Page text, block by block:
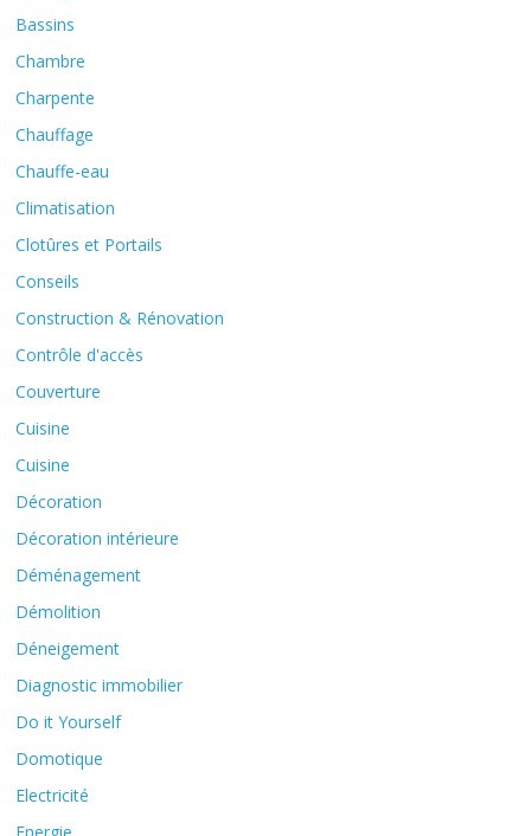
Bassins
Chambre
Charpente
Chauffage
Chauffe-eau
Climatisation
Clotûres et Portails
Conseils
Construction & Rénovation
Contrôle d'accès
Couverture
Cuisine
Cuisine
Décoration
Décoration intérieure
Déménagement
Démolition
Déneigement
Diagnostic immobilier
Do it Yourself
Domotique
Electricité